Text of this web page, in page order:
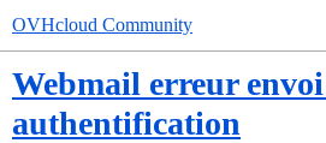
OVHcloud Community
Webmail erreur
authentification